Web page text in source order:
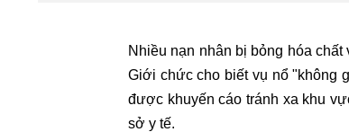
Nhiều nạn nhân bị bỏng hóa
Giới chức cho biết vụ nổ "không
được khuyến cáo tránh xa khu
sở y tế.